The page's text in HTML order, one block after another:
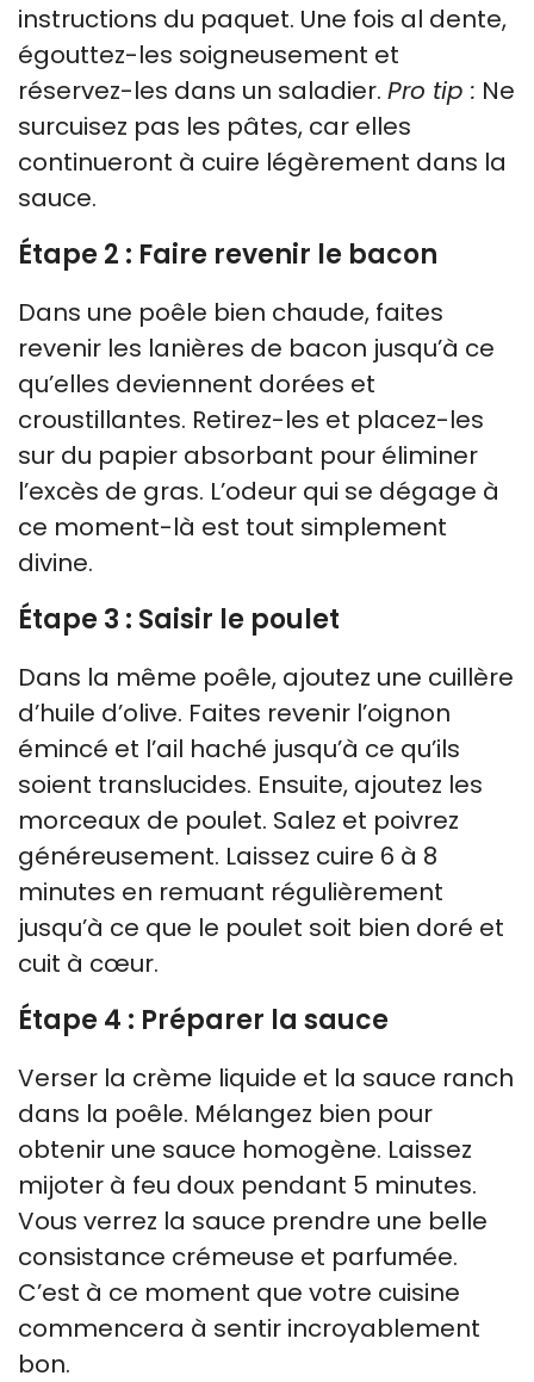
instructions du paquet. Une fois al dente,
égouttez-les soigneusement et
réservez-les dans un saladier. Pro tip : Ne
surcuisez pas les pâtes, car elles
continueront à cuire légèrement dans la
sauce.
Étape 2 : Faire revenir le bacon
Dans une poêle bien chaude, faites
revenir les lanières de bacon jusqu’à ce
qu’elles deviennent dorées et
croustillantes. Retirez-les et placez-les
sur du papier absorbant pour éliminer
l’excès de gras. L’odeur qui se dégage à
ce moment-là est tout simplement
divine.
Étape 3 : Saisir le poulet
Dans la même poêle, ajoutez une cuillère
d’huile d’olive. Faites revenir l’oignon
émincé et l’ail haché jusqu’à ce qu’ils
soient translucides. Ensuite, ajoutez les
morceaux de poulet. Salez et poivrez
généreusement. Laissez cuire 6 à 8
minutes en remuant régulièrement
jusqu’à ce que le poulet soit bien doré et
cuit à cœur.
Étape 4 : Préparer la sauce
Verser la crème liquide et la sauce ranch
dans la poêle. Mélangez bien pour
obtenir une sauce homogène. Laissez
mijoter à feu doux pendant 5 minutes.
Vous verrez la sauce prendre une belle
consistance crémeuse et parfumée.
C’est à ce moment que votre cuisine
commencera à sentir incroyablement
bon.